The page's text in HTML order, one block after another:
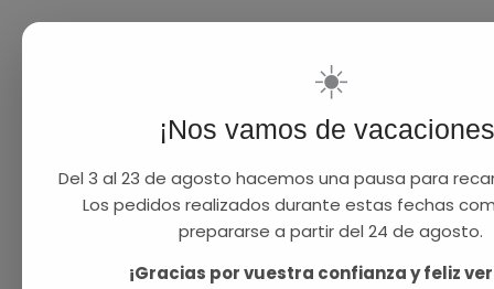
☀️
¡Nos vamos de
Del 3 al 23 de agosto hacemos una pausa para
Los pedidos realizados durante estas fechas
prepararse a partir del 24 de agosto.
¡Gracias por vuestra confianza y feliz